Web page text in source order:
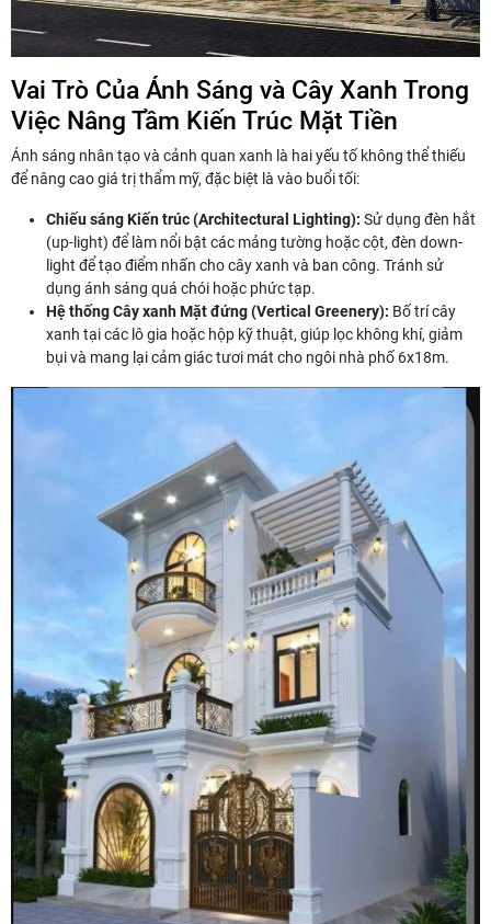
Vai Trò Của Ánh Sáng và Cây Xanh Trong
Việc Nâng Tầm Kiến Trúc Mặt Tiền
Ánh sáng nhân tạo và cảnh quan xanh là hai yếu tố không thể thiếu
để nâng cao giá trị thẩm mỹ, đặc biệt là vào buổi tối:
Chiếu sáng Kiến trúc (Architectural Lighting): Sử dụng đèn hắt
(up-light) để làm nổi bật các mảng tường hoặc cột, đèn down-
light để tạo điểm nhấn cho cây xanh và ban công. Tránh sử
dụng ánh sáng quá chói hoặc phức tạp.
Hệ thống Cây xanh Mặt đứng (Vertical Greenery): Bố trí cây
xanh tại các lô gia hoặc hộp kỹ thuật, giúp lọc không khí, giảm
bụi và mang lại cảm giác tươi mát cho ngôi nhà phố 6x18m.